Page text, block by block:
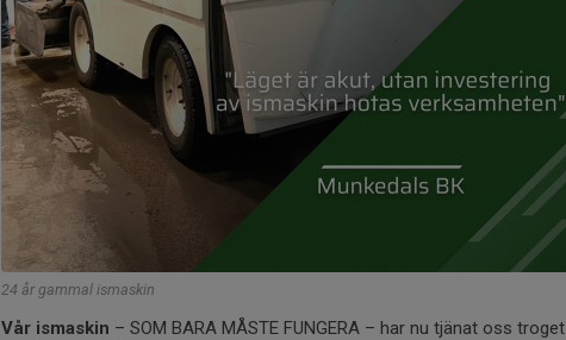
24 år gammal ismaskin
Vår ismaskin – SOM BARA MÅSTE FUNGERA – har nu tjänat oss troget